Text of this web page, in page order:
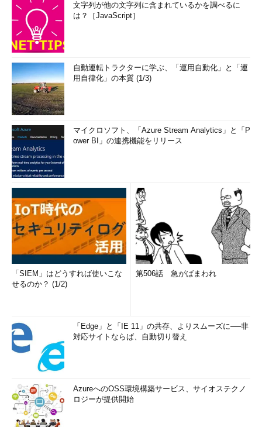
文字列が他の文字列に含まれているかを調べるに
は？［JavaScript］
自動運転トラクターに学ぶ、「運用自動化」と「運
用自律化」の本質 (1/3)
マイクロソフト、「Azure Stream Analytics」と「P
ower BI」の連携機能をリリース
「SIEM」はどうすれば使いこな
せるのか？ (1/2)
第506話 急がばまわれ
「Edge」と「IE 11」の共存、よりスムーズに──非
対応サイトならば、自動切り替え
AzureへのOSS環境構築サービス、サイオステクノ
ロジーが提供開始